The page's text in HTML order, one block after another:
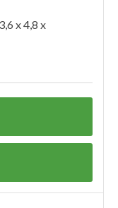
x 4,8 x